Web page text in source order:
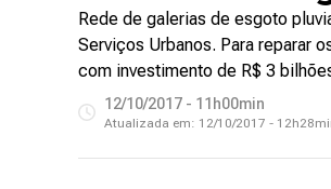
Rede de galerias de esgoto
Serviços Urbanos. Para reparar
com investimento de R$ 3
12/10/2017 - 11h00min
Atualizada em: 12/10/2017 -